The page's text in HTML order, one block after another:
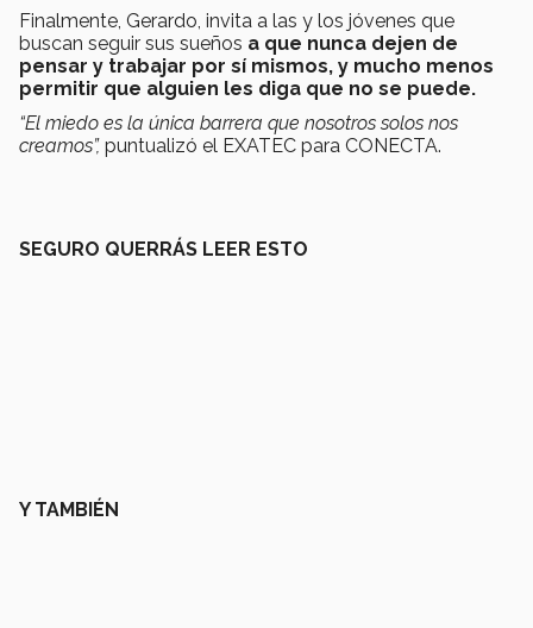
Finalmente, Gerardo, invita a las y los jóvenes que
buscan seguir sus sueños a que nunca dejen de
pensar y trabajar por sí mismos, y mucho menos
permitir que alguien les diga que no se puede.
“El miedo es la única barrera que nosotros solos nos
creamos”, puntualizó el EXATEC para CONECTA.
SEGURO QUERRÁS LEER ESTO
Y TAMBIÉN